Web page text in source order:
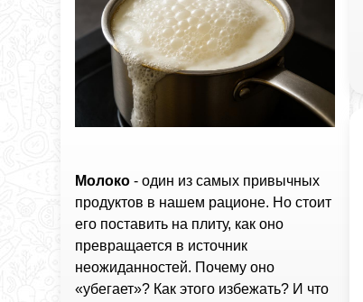
Молоко - один из самых привычных
продуктов в нашем рационе. Но стоит
его поставить на плиту, как оно
превращается в источник
неожиданностей. Почему оно
«убегает»? Как этого избежать? И что